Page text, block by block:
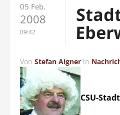
05 Feb.
2008
09:42
Von Stefan Aigner in
CSU-